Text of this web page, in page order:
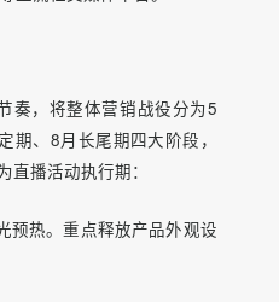
内容阵地覆盖微信公众号、微
等主流社交媒体平台。